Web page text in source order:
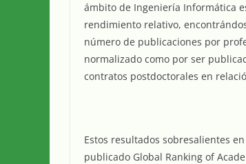
ámbito de Ingeniería Informática
rendimiento relativo,
número de publicaciones por
normalizado como por ser
contratos postdoctorales en
Estos resultados sobresalientes
publicado Global Ranking of